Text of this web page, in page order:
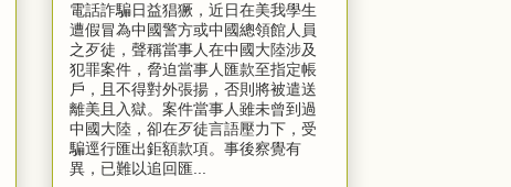
電話詐騙日益猖獗，近日在美我學生
遭假冒為中國警方或中國總領館人員
之歹徒，聲稱當事人在中國大陸涉及
犯罪案件，脅迫當事人匯款至指定帳
戶，且不得對外張揚，否則將被遣送
離美且入獄。案件當事人雖未曾到過
中國大陸，卻在歹徒言語壓力下，受
騙逕行匯出鉅額款項。事後察覺有
異，已難以追回匯...